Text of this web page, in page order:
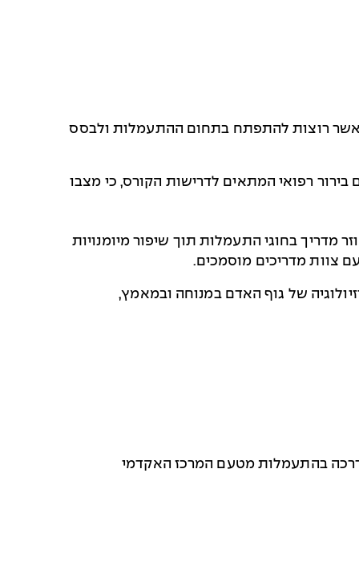
ונערים המתאמנים בחוגי התעמלות החל מגיל 13 אשר רוצות להתפתח בתחום ההתעמלות ולבסס
רפואי המתאים לדרישות הקורס, כי מצבו
מדריך בחוגי התעמלות תוך שיפור מיומנויות
צוות מדריכים מוסמכים.
של גוף האדם במנוחה ובמאמץ,
בהתעמלות מטעם המרכז האקדמי